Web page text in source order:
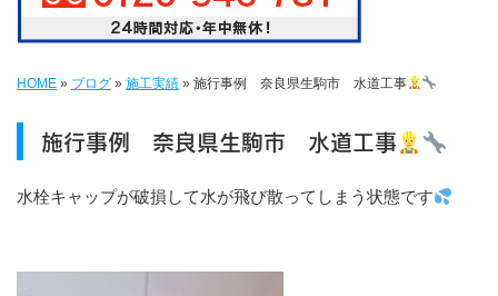
HOME » ブログ » 施工実績 » 施行事例 奈良県生駒市 水道工事
施行事例 奈良県生駒市 水道工事
水栓キャップが破損して水が飛び散ってしまう状態です